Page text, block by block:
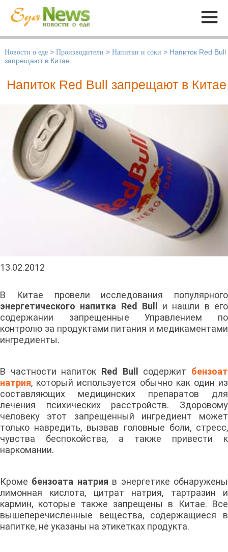
Меню
Новости о еде > Производители > Напитки и соки > Напиток Red Bull
запрещают в Китае
Напиток Red Bull запрещают в Китае
13.02.2012
В Китае провели исследования популярного
энергетического напитка Red Bull
и нашли в его
содержании запрещенные Управлением по
контролю за продуктами питания и медикаментами
ингредиенты.
В частности напиток Red Bull содержит бензоат
натрия, который используется обычно как один из
составляющих медицинских препаратов для
лечения психических расстройств. Здоровому
человеку этот запрещенный ингредиент может
только навредить, вызвав головные боли, стресс,
чувства беспокойства, а также привести к
наркомании.
Кроме бензоата натрия в энергетике обнаружены
лимонная кислота, цитрат натрия, тартразин и
кармин, которые также запрещены в Китае. Все
вышеперечисленные вещества, содержащиеся в
напитке, не указаны на этикетках продукта.